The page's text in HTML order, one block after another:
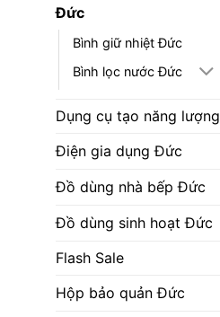
Đức
Bình giữ nhiệt Đức
Bình lọc nước Đức
Dụng cụ tạo năng lượng
Điện gia dụng Đức
Đồ dùng nhà bếp Đức
Đồ dùng sinh hoạt Đức
Flash Sale
Hộp bảo quản Đức